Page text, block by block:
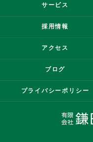
サービス
採用情報
アクセス
ブログ
プライバシーポリシー